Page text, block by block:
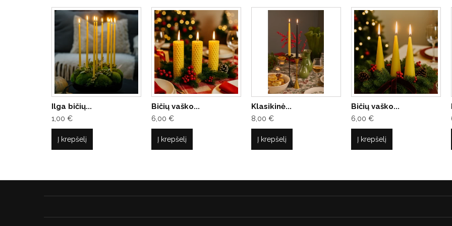
Ilga bičių...
1,00 €
Į krepšelį
Bičių vaško...
6,00 €
Į krepšelį
Klasikinė...
8,00 €
Į krepšelį
Bičių vaško...
6,00 €
Į krepšelį